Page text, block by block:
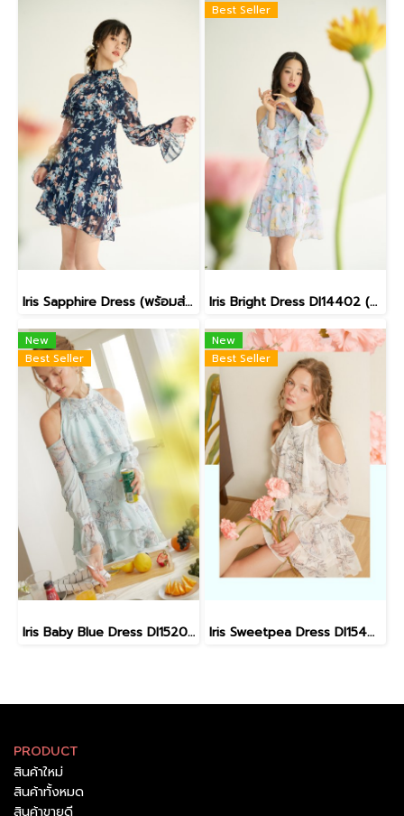
Iris Sapphire Dress (พร้อมส่ง)
Best Seller
Iris Bright Dress DI14402 (พร้อมส่ง)
New
Best Seller
Iris Baby Blue Dress DI15201 (พร้อมส่ง)
New
Best Seller
Iris Sweetpea Dress DI15401 (พร้อมส่ง)
PRODUCT
สินค้าใหม่
สินค้าทั้งหมด
สินค้าขายดี